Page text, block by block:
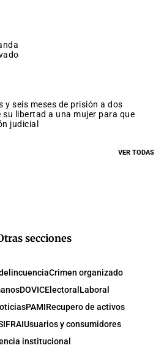
y seis meses de prisión a dos
su libertad a una mujer para que
judicial
VER TODAS
secciones
Crimen organizado
DOVICElectoral Laboral
PAMIRecupero de activos
Usuarios y consumidores
institucional